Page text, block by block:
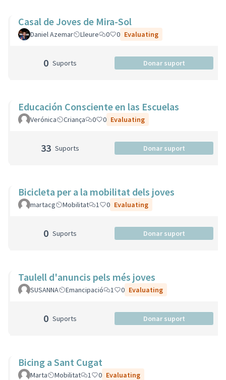
Casal de Joves de Mira-Sol
Daniel Azemar Lleure 0 0 Evaluating
0 Suports Donar suport
Educación Consciente en las Escuelas
Verónica Criança 0 0 Evaluating
33 Suports Donar suport
Bicicleta per a la mobilitat dels joves
martacg Mobilitat 1 0 Evaluating
0 Suports Donar suport
Taulell d'anuncis pels més joves
SUSANNA Emancipació 1 0 Evaluating
0 Suports Donar suport
Bicing a Sant Cugat
Marta Mobilitat 1 0 Evaluating